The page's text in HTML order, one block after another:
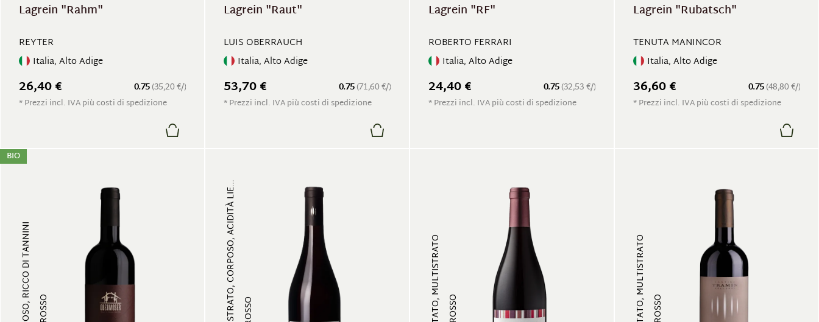
Lagrein "Rahm"
REYTER
Italia, Alto Adige
0.75(35,20 €/)
26,40 €
* Prezzi incl. IVA più costi di spedizione
Lagrein "Raut"
LUIS OBERRAUCH
Italia, Alto Adige
0.75(71,60 €/)
53,70 €
* Prezzi incl. IVA più costi di spedizione
Lagrein "RF"
ROBERTO FERRARI
Italia, Alto Adige
0.75(32,53 €/)
24,40 €
* Prezzi incl. IVA più costi di spedizione
Lagrein "Rubatsch"
TENUTA MANINCOR
Italia, Alto Adige
0.75(48,80 €/)
36,60 €
* Prezzi incl. IVA più costi di spedizione
BIO
CORPOSO, RICCO DI TANNINI MULTISTRATO, CORPOSO, ACIDITÀ LIE... FRUTTATO, MULTISTRATO FRUTTATO, MULTISTRATO